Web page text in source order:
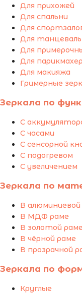
Для прихожей
Для спальни
Для
Для
Для
Для
Для макияжа
Гримерные
Зеркала по
С
С часами
С сенсорной
С подогревом
С увеличением
Зеркала по
В
В МДФ раме
В золотой
В чёрной раме
В прозрачной
Зеркала по
Круглые